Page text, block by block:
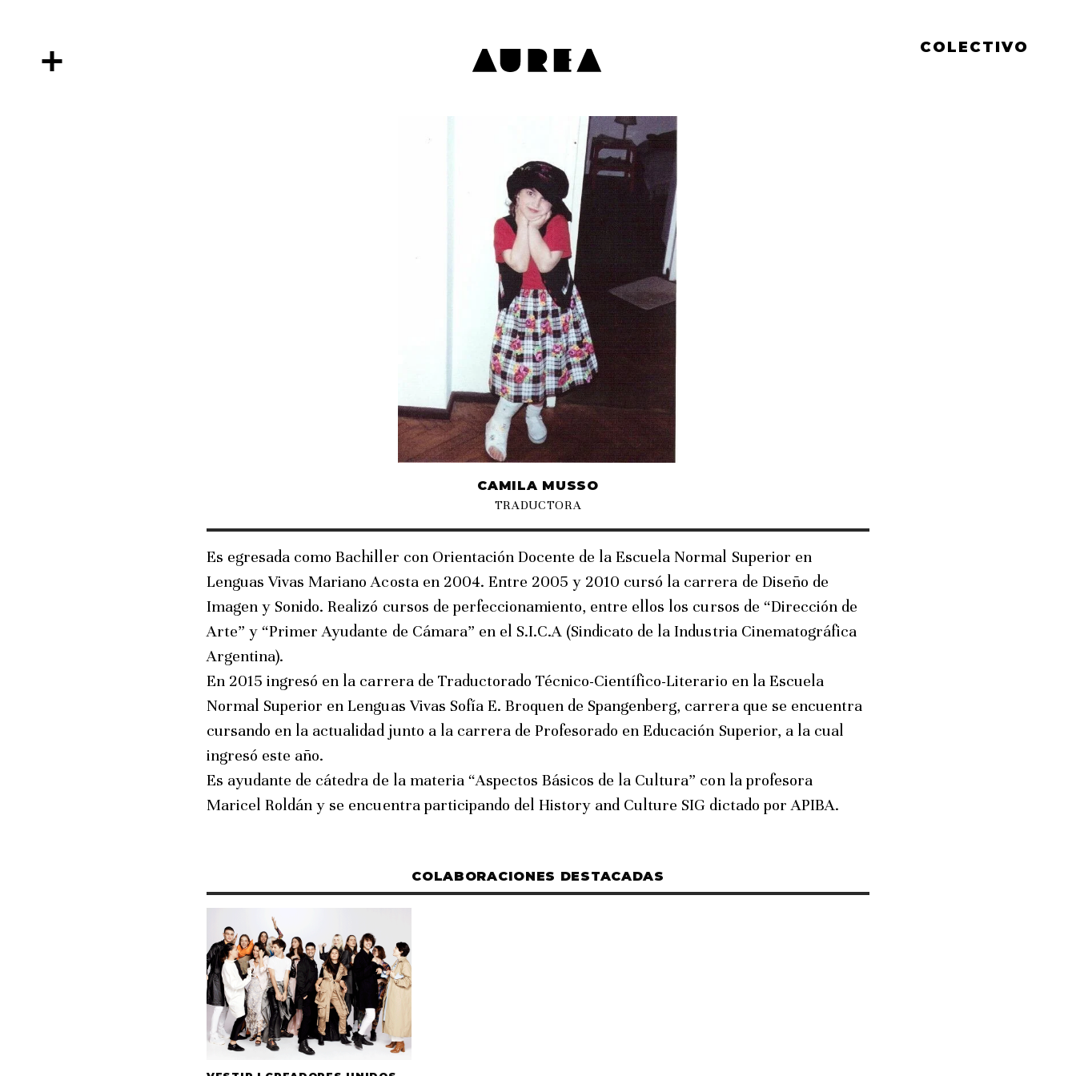
COLECTIVO
CAMILA MUSSO
TRADUCTORA
Es egresada como Bachiller con Orientación Docente de la Escuela Normal Superior en
Lenguas Vivas Mariano Acosta en 2004. Entre 2005 y 2010 cursó la carrera de Diseño de
Imagen y Sonido. Realizó cursos de perfeccionamiento, entre ellos los cursos de “Dirección de
Arte” y “Primer Ayudante de Cámara” en el S.I.C.A (Sindicato de la Industria Cinematográfica
Argentina).
En 2015 ingresó en la carrera de Traductorado Técnico-Científico-Literario en la Escuela
Normal Superior en Lenguas Vivas Sofía E. Broquen de Spangenberg, carrera que se encuentra
cursando en la actualidad junto a la carrera de Profesorado en Educación Superior, a la cual
ingresó este año.
Es ayudante de cátedra de la materia “Aspectos Básicos de la Cultura” con la profesora
Maricel Roldán y se encuentra participando del History and Culture SIG dictado por APIBA.
COLABORACIONES DESTACADAS